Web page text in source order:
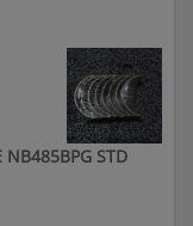
STD